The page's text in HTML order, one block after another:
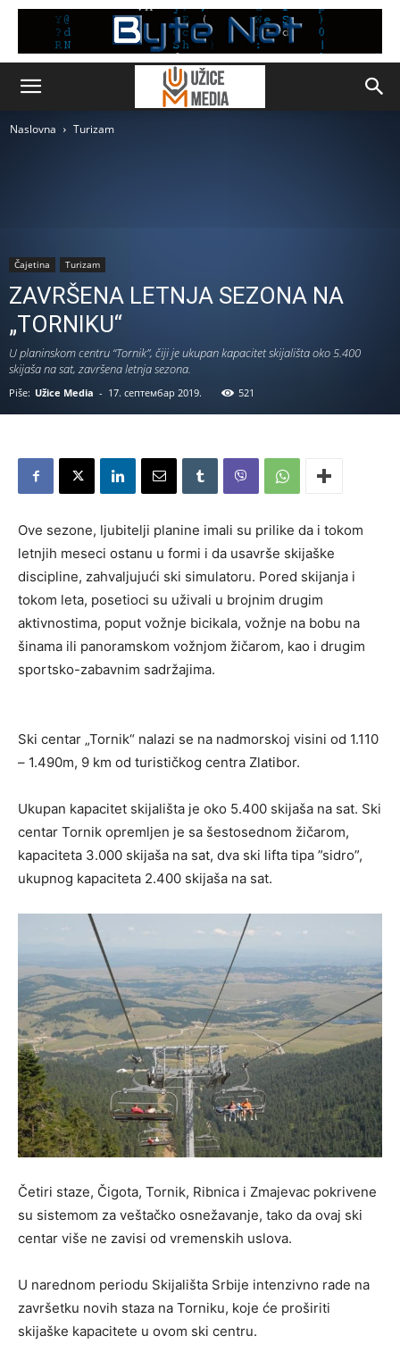
Naslovna Turizam
Čajetina Turizam
ZAVRŠENA LETNJA SEZONA NA
„TORNIKU“
U planinskom centru “Tornik”, čiji je ukupan kapacitet skijališta oko 5.400
skijaša na sat, završena letnja sezona.
Piše: Užice Media - 17. септембар 2019. 521
Ove sezone, ljubitelji planine imali su prilike da i tokom
letnjih meseci ostanu u formi i da usavrše skijaške
discipline, zahvaljujući ski simulatoru. Pored skijanja i
tokom leta, posetioci su uživali u brojnim drugim
aktivnostima, poput vožnje bicikala, vožnje na bobu na
šinama ili panoramskom vožnjom žičarom, kao i drugim
sportsko-zabavnim sadržajima.
Ski centar „Tornik“ nalazi se na nadmorskoj visini od 1.110
– 1.490m, 9 km od turističkog centra Zlatibor.
Ukupan kapacitet skijališta je oko 5.400 skijaša na sat. Ski
centar Tornik opremljen je sa šestosednom žičarom,
kapaciteta 3.000 skijaša na sat, dva ski lifta tipa ”sidro”,
ukupnog kapaciteta 2.400 skijaša na sat.
Četiri staze, Čigota, Tornik, Ribnica i Zmajevac pokrivene
su sistemom za veštačko osnežavanje, tako da ovaj ski
centar više ne zavisi od vremenskih uslova.
U narednom periodu Skijališta Srbije intenzivno rade na
završetku novih staza na Torniku, koje će proširiti
skijaške kapacitete u ovom ski centru.